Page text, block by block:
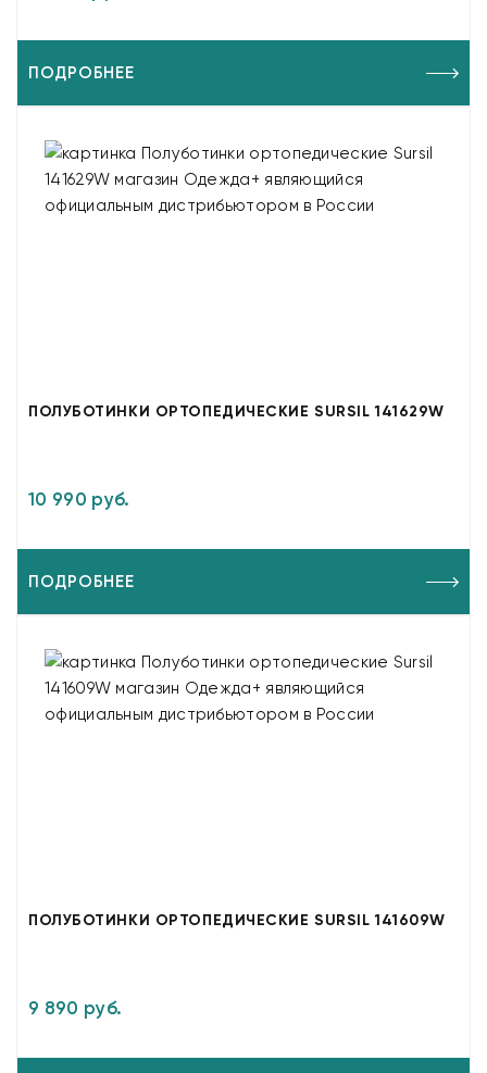
ПОДРОБНЕЕ
ПОЛУБОТИНКИ ОРТОПЕДИЧЕСКИЕ SURSIL 141629W
10 990 руб.
ПОДРОБНЕЕ
ПОЛУБОТИНКИ ОРТОПЕДИЧЕСКИЕ SURSIL 141609W
9 890 руб.